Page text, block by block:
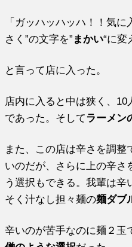
「ガッハッハッハ！！気
さく”の文字を” まかい“に変
と言って店に入った。
店内に入ると中は狭く、
であった。そしてラーメン
また、この店は辛さを調
いのだが、さらに上の辛さ
う選択もできる。我輩は辛
そく汁なし担々麺の麺ダブ
辛いのが苦手なのに麺２玉